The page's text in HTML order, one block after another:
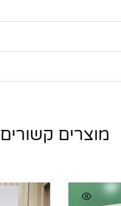
מוצרים קשורים